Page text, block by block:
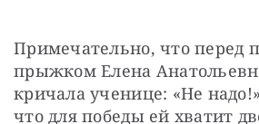
Примечательно, что перед
прыжком Елена
кричала ученице: «Не
что для победы ей хватит